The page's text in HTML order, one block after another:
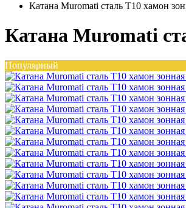
Катана Muromati сталь T10 хамон
Катана Muromati
Популярный